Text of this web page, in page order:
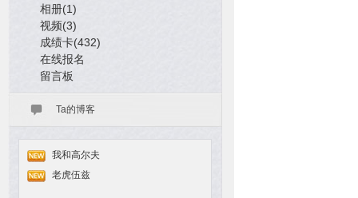
相册(1)
视频(3)
成绩卡(432)
在线报名
留言板
Ta的博客
我和高尔夫
老虎伍兹